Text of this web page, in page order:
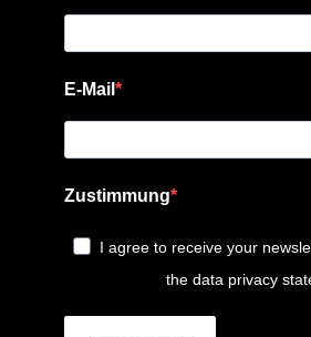
E-Mail
Zustimmung
I agree to receive your
the data privacy